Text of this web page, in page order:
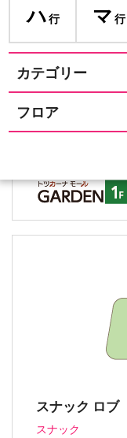
戸塚肉酒場
スナック ロブ
スナック
ハ行 マ 行
カテゴリー
フロア